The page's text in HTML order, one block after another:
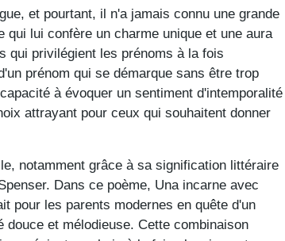
et pourtant, il n'a jamais connu une grande
lui confère un charme unique et une aura
qui privilégient les prénoms à la fois
prénom qui se démarque sans être trop
à évoquer un sentiment d'intemporalité
attrayant pour ceux qui souhaitent donner
notamment grâce à sa signification littéraire
Dans ce poème, Una incarne avec
pour les parents modernes en quête d'un
et mélodieuse. Cette combinaison